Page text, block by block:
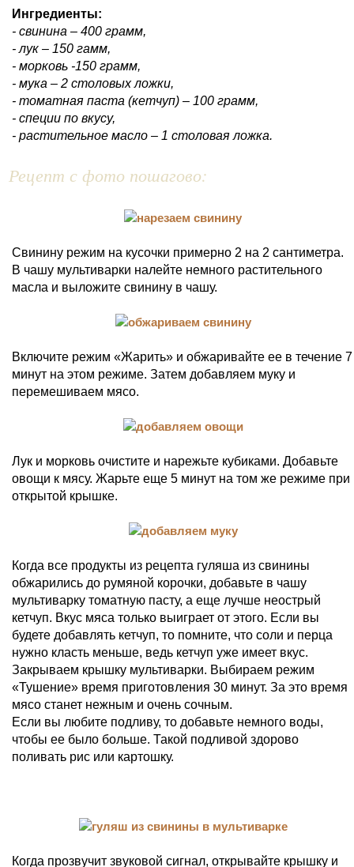
Ингредиенты:
- свинина – 400 грамм,
- лук – 150 гамм,
- морковь -150 грамм,
- мука – 2 столовых ложки,
- томатная паста (кетчуп) – 100 грамм,
- специи по вкусу,
- растительное масло – 1 столовая ложка.
Рецепт с фото пошагово:
Свинину режим на кусочки примерно 2 на 2 сантиметра.
В чашу мультиварки налейте немного растительного
масла и выложите свинину в чашу.
Включите режим «Жарить» и обжаривайте ее в течение 7
минут на этом режиме. Затем добавляем муку и
перемешиваем мясо.
Лук и морковь очистите и нарежьте кубиками. Добавьте
овощи к мясу. Жарьте еще 5 минут на том же режиме при
открытой крышке.
Когда все продукты из рецепта гуляша из свинины
обжарились до румяной корочки, добавьте в чашу
мультиварку томатную пасту, а еще лучше неострый
кетчуп. Вкус мяса только выиграет от этого. Если вы
будете добавлять кетчуп, то помните, что соли и перца
нужно класть меньше, ведь кетчуп уже имеет вкус.
Закрываем крышку мультиварки. Выбираем режим
«Тушение» время приготовления 30 минут. За это время
мясо станет нежным и очень сочным.
Если вы любите подливу, то добавьте немного воды,
чтобы ее было больше. Такой подливой здорово
поливать рис или картошку.
Когда прозвучит звуковой сигнал, открывайте крышку и